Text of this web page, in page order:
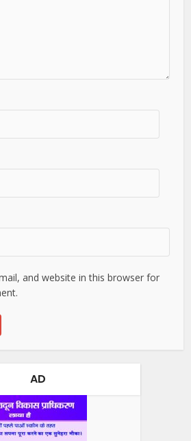
and website in this browser for
AD